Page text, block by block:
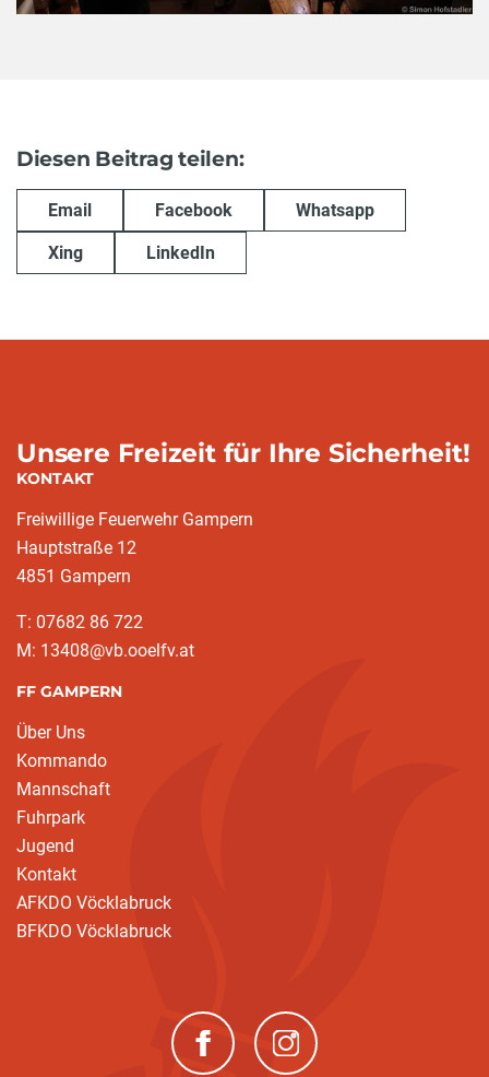
Diesen Beitrag teilen:
Email Facebook Whatsapp
Xing LinkedIn
Unsere Freizeit für Ihre Sicherheit!
KONTAKT
Freiwillige Feuerwehr Gampern
Hauptstraße 12
4851 Gampern
T: 07682 86 722
M: 13408@vb.ooelfv.at
FF GAMPERN
Über Uns
Kommando
Mannschaft
Fuhrpark
Jugend
Kontakt
AFKDO Vöcklabruck
BFKDO Vöcklabruck
(neues Fenster)(neues Fenster)